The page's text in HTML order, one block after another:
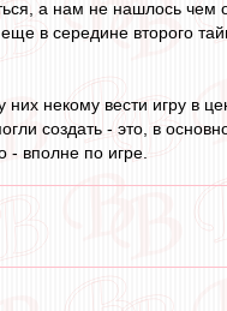
а нам не нашлось чем
в середине второго
некому вести игру в
создать - это, в
- вполне по игре.